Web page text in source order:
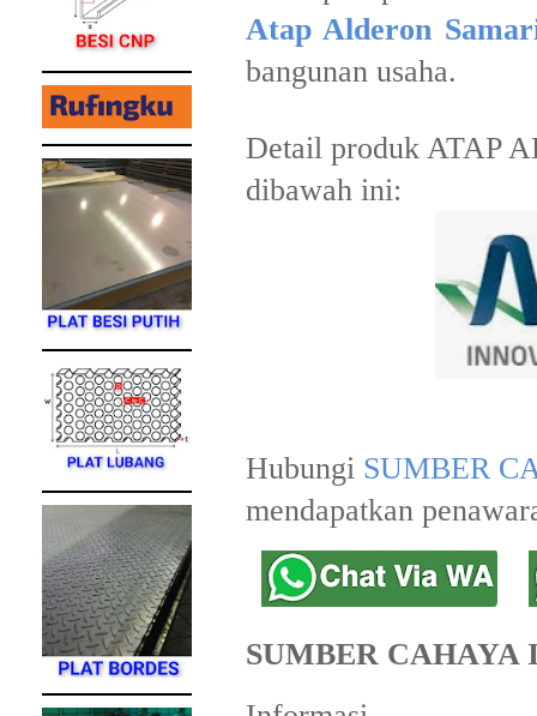
Atap Alderon
bangunan usaha.
Detail produk ATAP
dibawah ini:
Hubungi SUMBER
mendapatkan
SUMBER CAHAYA